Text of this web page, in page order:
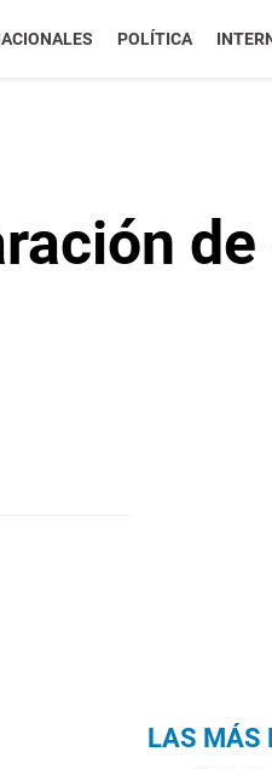
POLÍTICA
LAS MÁS